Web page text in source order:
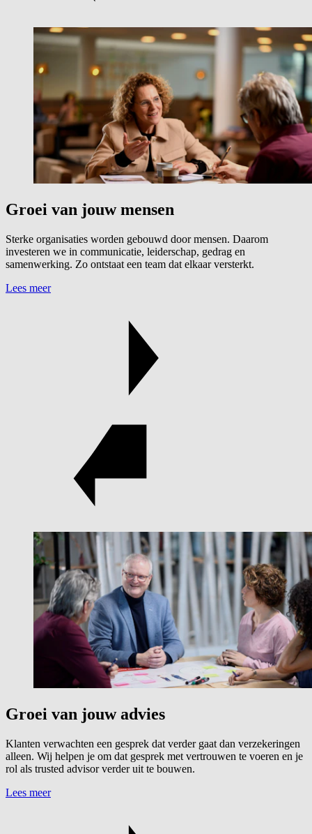
Groei van jouw mensen
Sterke organisaties worden gebouwd door mensen. Daarom
investeren we in communicatie, leiderschap, gedrag en
samenwerking. Zo ontstaat een team dat elkaar versterkt.
Lees meer
Groei van jouw advies
Klanten verwachten een gesprek dat verder gaat dan verzekeringen
alleen. Wij helpen je om dat gesprek met vertrouwen te voeren en je
rol als trusted advisor verder uit te bouwen.
Lees meer